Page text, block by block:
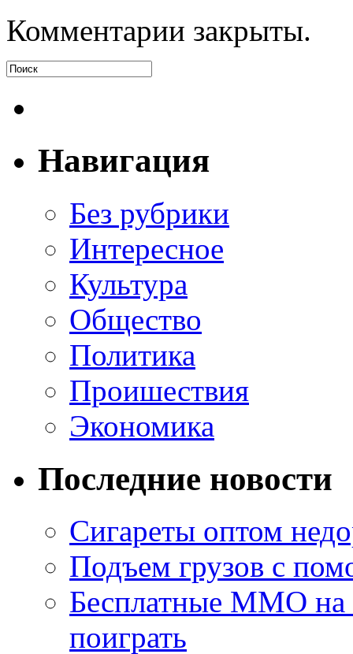
Комментарии закрыты.
Навигация
Без рубрики
Интересное
Культура
Общество
Политика
Проишествия
Экономика
Последние новости
Сигареты оптом
Подъем грузов с
Бесплатные MMO
поиграть